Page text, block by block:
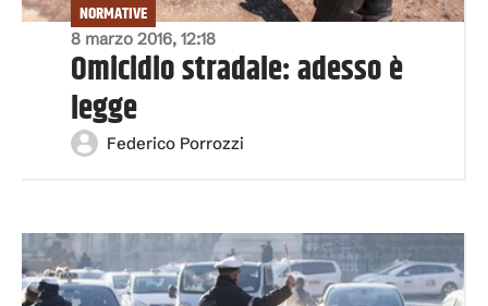
8 marzo 2016, 12:18
NORMATIVE
Omicidio stradale: adesso è
legge
Federico Porrozzi